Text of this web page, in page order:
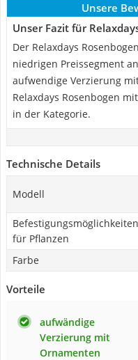
Unsere
Unser Fazit für
Der Relaxdays
niedrigen Preissegment
aufwendige Verzierung
Relaxdays Rosenbogen
in der Kategorie.
Technische Details
Modell
Befestigungsmöglichkeiten
für Pflanzen
Farbe
Vorteile
aufwändige
Verzierung mit
Ornamenten